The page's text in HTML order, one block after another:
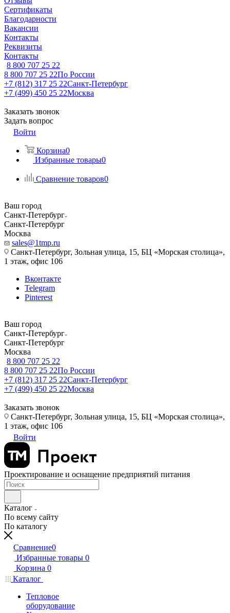
Сертификаты
Благодарности
Вакансии
Контакты
Реквизиты
Контакты
8 800 707 25 22
8 800 707 25 22По России
+7 (812) 317 25 22Санкт-Петербург
+7 (499) 450 25 22Москва
Заказать звонок
Задать вопрос
Войти
Корзина0
Избранные товары0
Сравнение товаров0
Ваш город
Санкт-Петербург
Санкт-Петербург
Москва
sales@1tmp.ru
Санкт-Петербург, Зольная улица, 15, БЦ «Морская столица»,
1 этаж, офис 106
Вконтакте
Telegram
Pinterest
Ваш город
Санкт-Петербург
Санкт-Петербург
Москва
8 800 707 25 22
8 800 707 25 22По России
+7 (812) 317 25 22Санкт-Петербург
+7 (499) 450 25 22Москва
Заказать звонок
Санкт-Петербург, Зольная улица, 15, БЦ «Морская столица»,
1 этаж, офис 106
Войти
Проектирование и оснащение предприятий питания
Каталог
По всему сайту
По каталогу
Сравнение0
Избранные товары 0
Корзина 0
Каталог
Тепловое
оборудование